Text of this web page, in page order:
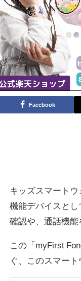
Facebook
キッズスマート
機能デバイスと
確認や、通話機能
この「myFirst
ぐ、このスマー